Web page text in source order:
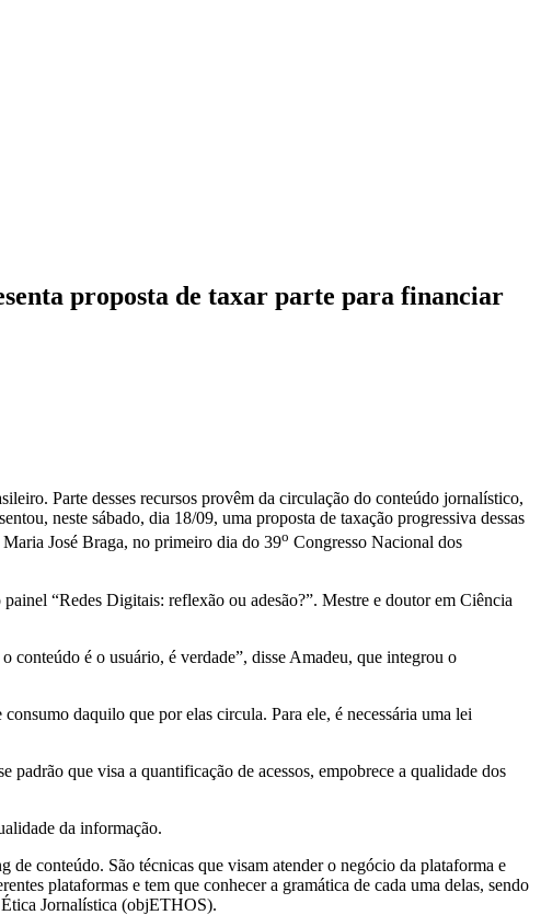
proposta de taxar parte para financiar
Parte desses recursos provêm da circulação do conteúdo jornalístico,
neste sábado, dia 18/09, uma proposta de taxação progressiva dessas
José Braga, no primeiro dia do 39o Congresso Nacional dos
“Redes Digitais: reflexão ou adesão?”. Mestre e doutor em Ciência
conteúdo é o usuário, é verdade”, disse Amadeu, que integrou o
daquilo que por elas circula. Para ele, é necessária uma lei
padrão que visa a quantificação de acessos, empobrece a qualidade dos
da informação.
de conteúdo. São técnicas que visam atender o negócio da plataforma e
plataformas e tem que conhecer a gramática de cada uma delas, sendo
Jornalística (objETHOS).